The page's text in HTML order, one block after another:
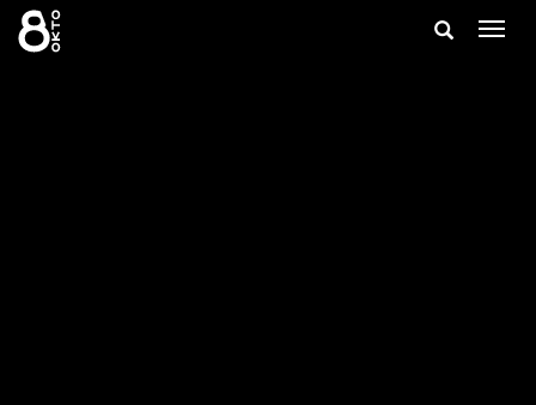
Zum
Inhalt
springen
Suche